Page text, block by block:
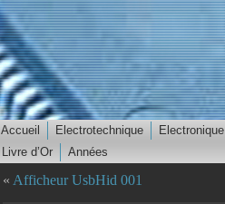
Accueil Electrotechnique Electronique
Livre d’Or
Années
« Afficheur UsbHid 001